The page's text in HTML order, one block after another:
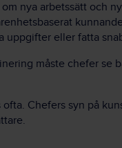
nya arbetssätt och
uppgifter eller fatta
måste chefer se
Chefers syn på